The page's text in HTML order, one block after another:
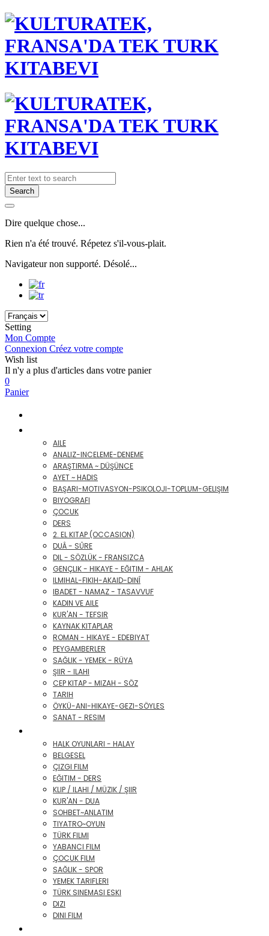
Search
Dire quelque chose...
Rien n'a été trouvé. Répetez s'il-vous-plait.
Navigateur non supporté. Désolé...
Setting
Mon Compte
Connexion Créez votre compte
Wish list
Il n'y a plus d'articles dans votre panier
0
Panier
AILE
ANALIZ-INCELEME-DENEME
ARAŞTIRMA ~ DÜŞÜNCE
AYET ~ HADIS
BAŞARI-MOTIVASYON-PSIKOLOJI-TOPLUM-GELIŞIM
BIYOGRAFI
ÇOCUK
DERS
2. EL KITAP (OCCASION)
DUÂ - SÛRE
DIL - SÖZLÜK - FRANSIZCA
GENÇLIK - HIKAYE - EĞITIM - AHLAK
ILMIHAL-FIKIH-AKAID-DINÎ
IBADET - NAMAZ - TASAVVUF
KADIN VE AILE
KUR'AN - TEFSIR
KAYNAK KITAPLAR
ROMAN - HIKAYE - EDEBIYAT
PEYGAMBERLER
SAĞLIK - YEMEK - RÜYA
ŞIIR - ILAHI
CEP KITAP - MIZAH - SÖZ
TARIH
ÖYKÜ-ANI-HIKAYE-GEZI-SÖYLES
SANAT - RESIM
HALK OYUNLARI - HALAY
BELGESEL
ÇIZGI FILM
EĞITIM - DERS
KLIP / ILAHI / MÜZIK / ŞIIR
KUR'AN - DUA
SOHBET~ANLATIM
TIYATRO~OYUN
TÜRK FILMI
YABANCI FILM
ÇOCUK FILM
SAĞLIK - SPOR
YEMEK TARIFLERI
TÜRK SINEMASI ESKI
DIZI
DINI FILM